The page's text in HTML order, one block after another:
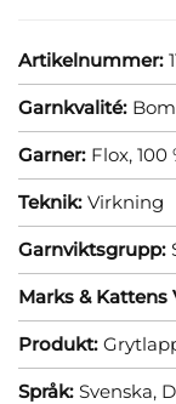
Artikelnummer:
Garnkvalité:
Garner: Flox, 100
Teknik: Virkning
Garnviktsgrupp:
Marks & Kattens
Produkt:
Språk: Svenska,